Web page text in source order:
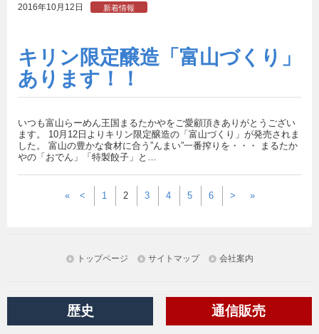
2016年10月12日 新着情報
キリン限定醸造「富山づくり」
あります！！
いつも富山らーめん王国まるたかやをご愛顧頂きありがとうござい
ます。 10月12日よりキリン限定醸造の「富山づくり」が発売されま
した。 富山の豊かな食材に合う”んまい”一番搾りを・・・ まるたか
やの「おでん」「特製餃子」と…
« < 1 2 3 4 5 6 > »
トップページ サイトマップ 会社案内
歴史 通信販売